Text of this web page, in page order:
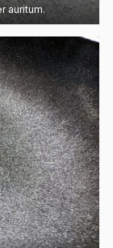
auritum.